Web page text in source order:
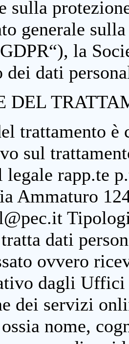
sulla
generale
la
dei dati
DEL
trattamento è
sul
legale rapp.te
Ammaturo
dati
ovvero
dagli
dei servizi
nome,